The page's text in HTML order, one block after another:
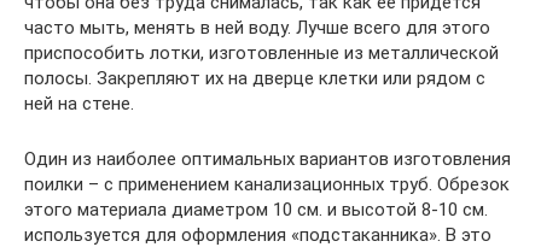
часто мыть, менять в ней воду. Лучше всего для этого
приспособить лотки, изготовленные из металлической
полосы. Закрепляют их на дверце клетки или рядом с
ней на стене.
Один из наиболее оптимальных вариантов изготовления
поилки – с применением канализационных труб. Обрезок
этого материала диаметром 10 см. и высотой 8-10 см.
используется для оформления «подстаканника». В это